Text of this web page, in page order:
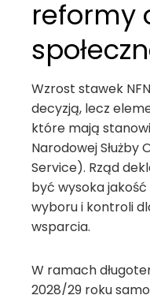
reformy
Wzrost stawek
decyzją, lecz
które mają
Narodowej Służby
Service). Rząd
być wysoka jakość
wyboru i kontroli
wsparcia.
W ramach
2028/29 roku